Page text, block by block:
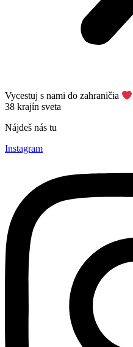
Vycestuj s nami do zahraničia
38 krajín sveta
Nájdeš nás tu
Instagram